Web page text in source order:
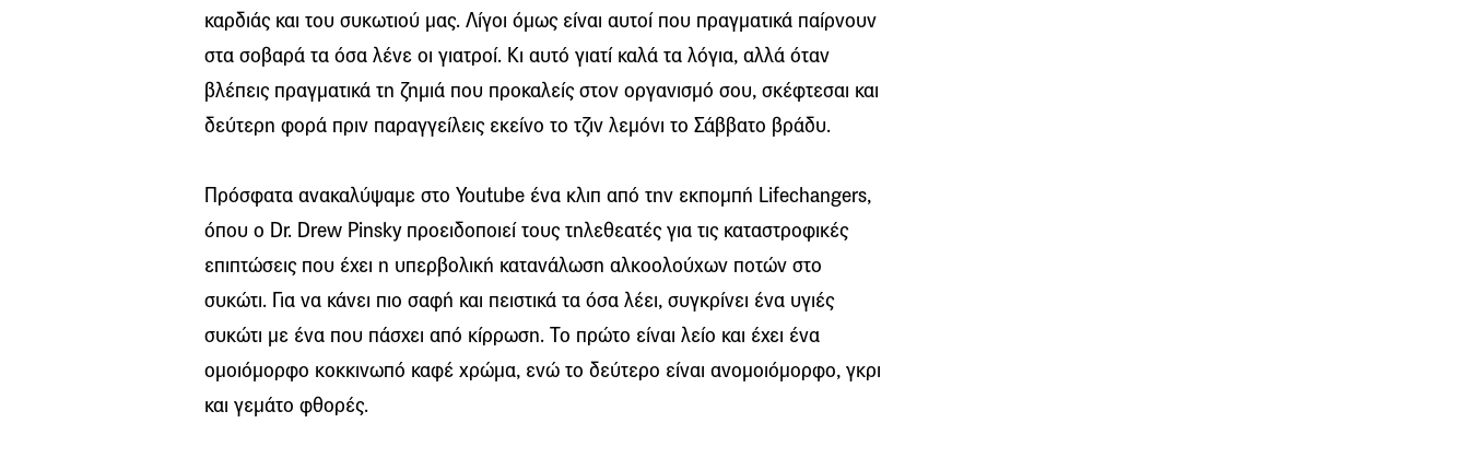
καρδιάς και του συκωτιού μας. Λίγοι όμως είναι αυτοί που πραγματικά παίρνουν
στα σοβαρά τα όσα λένε οι γιατροί. Κι αυτό γιατί καλά τα λόγια, αλλά όταν
βλέπεις πραγματικά τη ζημιά που προκαλείς στον οργανισμό σου, σκέφτεσαι και
δεύτερη φορά πριν παραγγείλεις εκείνο το τζιν λεμόνι το Σάββατο βράδυ.
Πρόσφατα ανακαλύψαμε στο Youtube ένα κλιπ από την εκπομπή Lifechangers,
όπου ο Dr. Drew Pinsky προειδοποιεί τους τηλεθεατές για τις καταστροφικές
επιπτώσεις που έχει η υπερβολική κατανάλωση αλκοολούχων ποτών στο
συκώτι. Για να κάνει πιο σαφή και πειστικά τα όσα λέει, συγκρίνει ένα υγιές
συκώτι με ένα που πάσχει από κίρρωση. Το πρώτο είναι λείο και έχει ένα
ομοιόμορφο κοκκινωπό καφέ χρώμα, ενώ το δεύτερο είναι ανομοιόμορφο, γκρι
και γεμάτο φθορές.